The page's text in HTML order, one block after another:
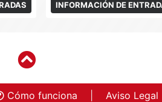
INFORMACIÓN DE
Cómo funciona Aviso Legal